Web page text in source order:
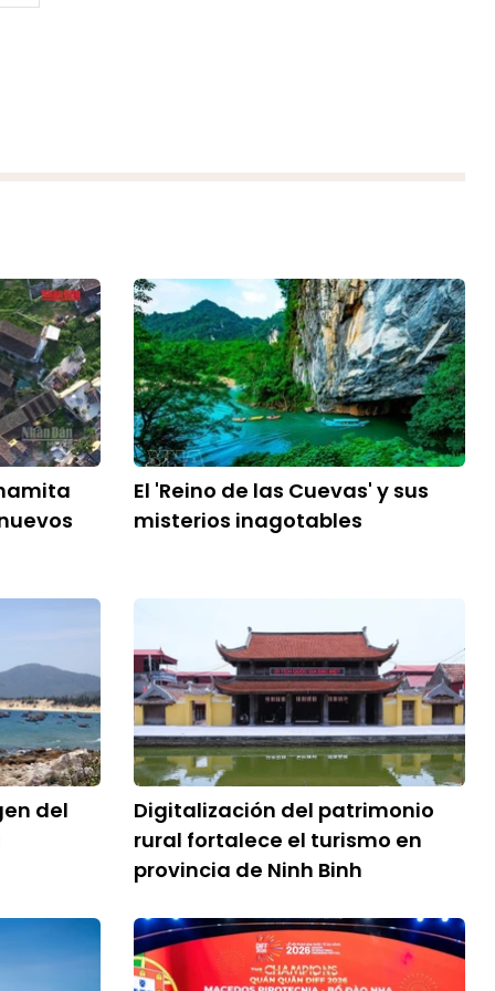
El 'Reino de las Cuevas' y sus
misterios inagotables
del
Digitalización del patrimonio
rural fortalece el turismo en
provincia de Ninh Binh